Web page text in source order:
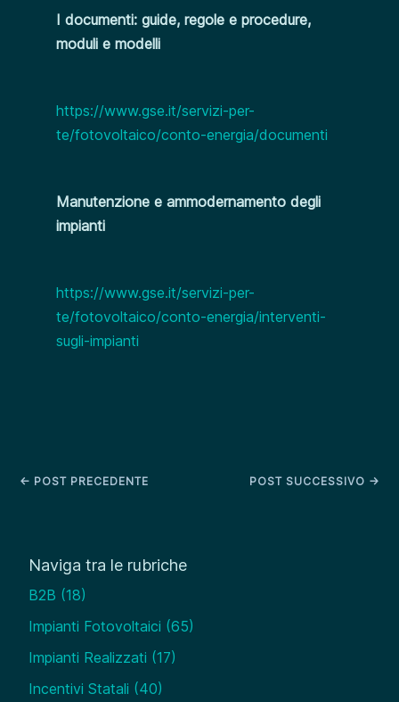
I documenti: guide, regole e procedure,
moduli e modelli
https://www.gse.it/servizi-per-
te/fotovoltaico/conto-energia/documenti
Manutenzione e ammodernamento degli
impianti
https://www.gse.it/servizi-per-
te/fotovoltaico/conto-energia/interventi-
sugli-impianti
← POST PRECEDENTE POST SUCCESSIVO →
Naviga tra le rubriche
B2B (18)
Impianti Fotovoltaici (65)
Impianti Realizzati (17)
Incentivi Statali (40)